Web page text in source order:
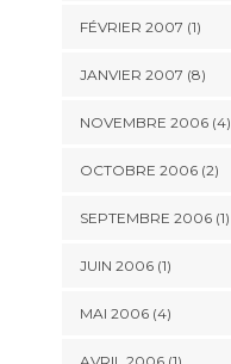
FÉVRIER 2007 (1)
JANVIER 2007 (8)
NOVEMBRE 2006 (4)
OCTOBRE 2006 (2)
SEPTEMBRE 2006 (1)
JUIN 2006 (1)
MAI 2006 (4)